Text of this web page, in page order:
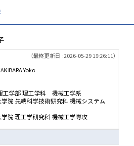
（最終更新日 : 2026-05-29 19:26:11）
Yoko
工学部 理工学科 機械工学系
院 先端科学技術研究科 機械システム
院 理工学研究科 機械工学専攻